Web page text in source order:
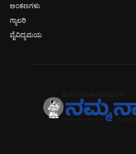
ಅಂಕಣಗಳು
ಗ್ಯಾಲರಿ
ವೈವಿದ್ಯಮಯ